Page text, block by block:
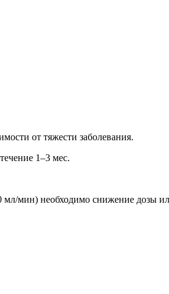
от тяжести заболевания.
1–3 мес.
мин) необходимо снижение дозы